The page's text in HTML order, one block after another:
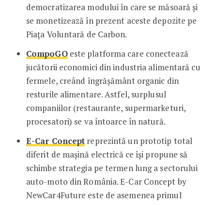
democratizarea modului în care se măsoară și
se monetizează în prezent aceste depozite pe
Piața Voluntară de Carbon.
CompoGOeste platforma care conectează
jucătorii economici din industria alimentară cu
fermele, creând îngrășământ organic din
resturile alimentare. Astfel, surplusul
companiilor (restaurante, supermarketuri,
procesatori) se va întoarce în natură.
E-Car Concept reprezintă un prototip total
diferit de mașină electrică ce își propune să
schimbe strategia pe termen lung a sectorului
auto-moto din România. E-Car Concept by
NewCar4Future este de asemenea primul